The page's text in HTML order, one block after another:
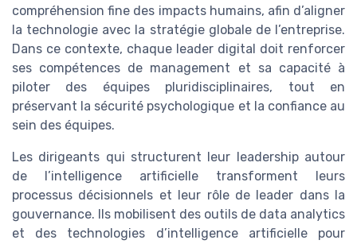
compréhension fine des impacts humains, afin d’aligner
la technologie avec la stratégie globale de l’entreprise.
Dans ce contexte, chaque leader digital doit renforcer
ses compétences de management et sa capacité à
piloter des équipes pluridisciplinaires, tout en
préservant la sécurité psychologique et la confiance au
sein des équipes.
Les dirigeants qui structurent leur leadership autour
de l’intelligence artificielle transforment leurs
processus décisionnels et leur rôle de leader dans la
gouvernance. Ils mobilisent des outils de data analytics
et des technologies d’intelligence artificielle pour